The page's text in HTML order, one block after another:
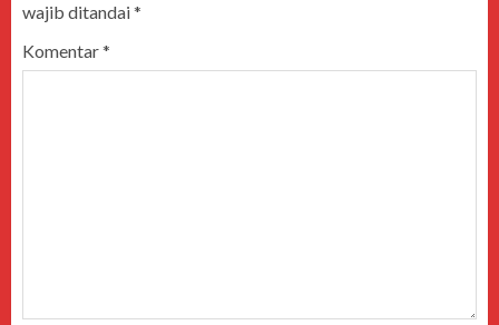
wajib ditandai*
Komentar*